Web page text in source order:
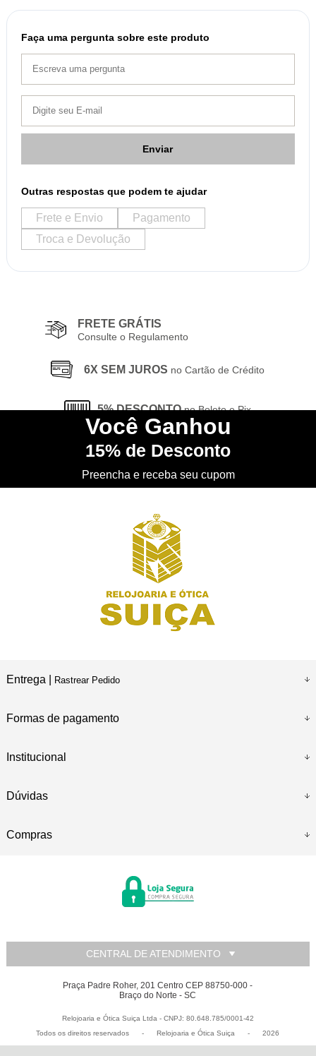
Faça uma pergunta sobre este produto
Enviar
Outras respostas que podem te ajudar
Frete e Envio
Pagamento
Troca e Devolução
FRETE GRÁTIS
Consulte o Regulamento
6X SEM JUROS no Cartão de Crédito
5% DESCONTO no Boleto e Pix
CONHEÇA nossa Loja Física
Você Ganhou
15% de Desconto
Preencha e receba seu cupom
Entrega | Rastrear Pedido
Formas de pagamento
Institucional
Dúvidas
Compras
CENTRAL DE ATENDIMENTO
Praça Padre Roher, 201 Centro CEP 88750-000 -
Braço do Norte - SC
Relojoaria e Ótica Suiça Ltda - CNPJ: 80.648.785/0001-42
Todos os direitos reservados
- Relojoaria e Ótica Suiça - 2026